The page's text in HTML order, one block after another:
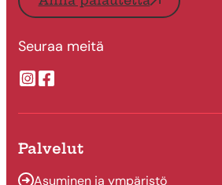
Seuraa meitä
Suonenjoen kaupungin Instragram
Suonenjoen kaupungin
Palvelut
Asuminen ja ympäristö